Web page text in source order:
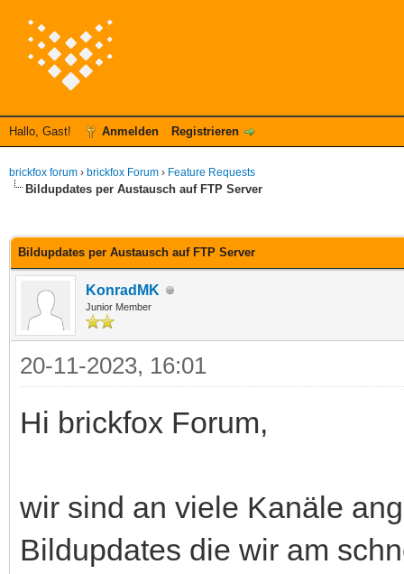
Hallo, Gast! Anmelden Registrieren
brickfox forum › brickfox Forum › Feature Requests
Bildupdates per Austausch auf FTP Server
Bildupdates per Austausch auf FTP Server
KonradMK
Junior Member
20-11-2023, 16:01
Hi brickfox Forum,
wir sind an viele Kanäle
Bildupdates die wir am